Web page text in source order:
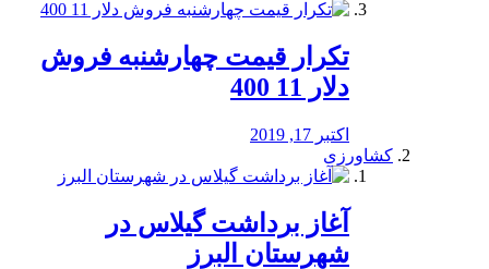
تکرار قیمت چهارشنبه فروش
دلار 11 400
اکتبر 17, 2019
کشاورزی
آغاز برداشت گیلاس در
شهرستان البرز